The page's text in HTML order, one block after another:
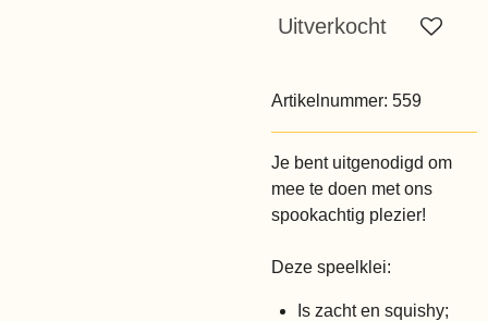
Uitverkocht
Artikelnummer: 559
Je bent uitgenodigd om
mee te doen met ons
spookachtig plezier!
Deze speelklei:
Is zacht en squishy;